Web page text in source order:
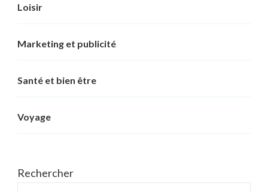
Loisir
Marketing et publicité
Santé et bien être
Voyage
Rechercher